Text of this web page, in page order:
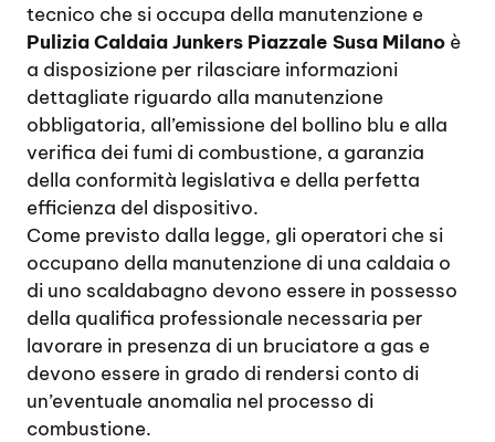
tecnico che si occupa della manutenzione e
Pulizia Caldaia Junkers Piazzale Susa Milano è
a disposizione per rilasciare informazioni
dettagliate riguardo alla manutenzione
obbligatoria, all’emissione del bollino blu e alla
verifica dei fumi di combustione, a garanzia
della conformità legislativa e della perfetta
efficienza del dispositivo.
Come previsto dalla legge, gli operatori che si
occupano della manutenzione di una caldaia o
di uno scaldabagno devono essere in possesso
della qualifica professionale necessaria per
lavorare in presenza di un bruciatore a gas e
devono essere in grado di rendersi conto di
un’eventuale anomalia nel processo di
combustione.